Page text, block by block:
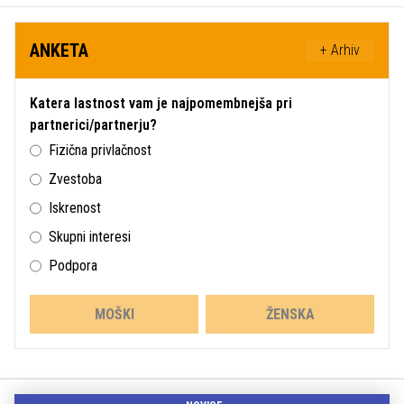
ANKETA + Arhiv
Katera lastnost vam je najpomembnejša pri
partnerici/partnerju?
Fizična privlačnost
Zvestoba
Iskrenost
Skupni interesi
Podpora
MOŠKI ŽENSKA